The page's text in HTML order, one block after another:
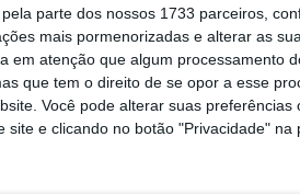
parte dos nossos 1733 parceiros,
mais pormenorizadas e alterar as
em atenção que algum processamento
que tem o direito de se opor a esse
Você pode alterar suas
e clicando no botão "Privacidade" na